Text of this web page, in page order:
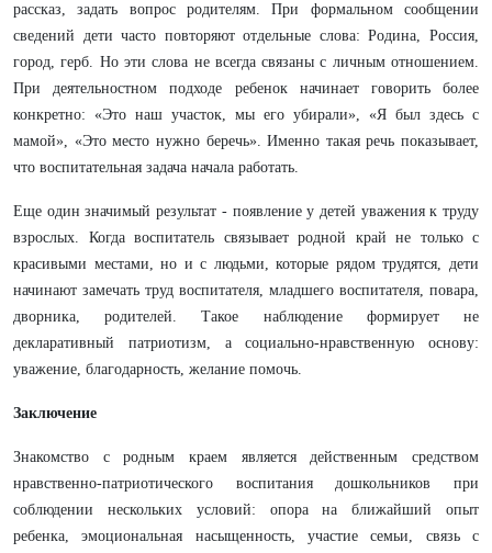
рассказ, задать вопрос родителям. При формальном сообщении
сведений дети часто повторяют отдельные слова: Родина, Россия,
город, герб. Но эти слова не всегда связаны с личным отношением.
При деятельностном подходе ребенок начинает говорить более
конкретно: «Это наш участок, мы его убирали», «Я был здесь с
мамой», «Это место нужно беречь». Именно такая речь показывает,
что воспитательная задача начала работать.
Еще один значимый результат - появление у детей уважения к труду
взрослых. Когда воспитатель связывает родной край не только с
красивыми местами, но и с людьми, которые рядом трудятся, дети
начинают замечать труд воспитателя, младшего воспитателя, повара,
дворника, родителей. Такое наблюдение формирует не
декларативный патриотизм, а социально-нравственную основу:
уважение, благодарность, желание помочь.
Заключение
Знакомство с родным краем является действенным средством
нравственно-патриотического воспитания дошкольников при
соблюдении нескольких условий: опора на ближайший опыт
ребенка, эмоциональная насыщенность, участие семьи, связь с